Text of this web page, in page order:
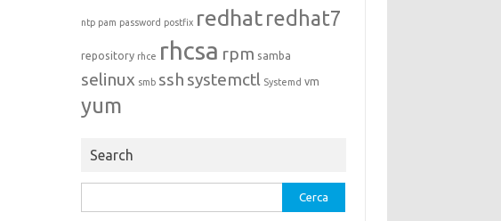
ntp pam password postfix redhatredhat7
repository rhce rhcsa rpm samba
selinux smb ssh systemctl Systemd vm
yum
Search
per: